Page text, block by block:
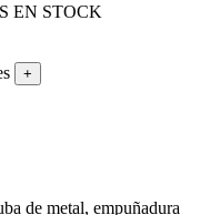
EN STOCK
+
de metal, empuñadura